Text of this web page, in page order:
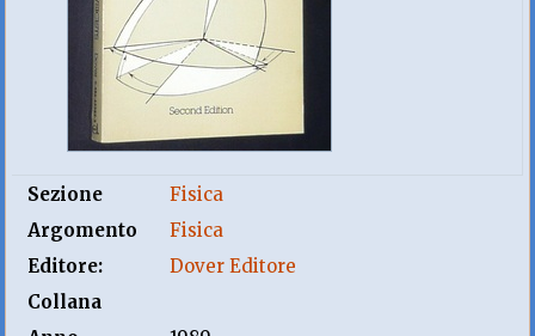
Sezione
Fisica
Argomento
Fisica
Editore:
Dover Editore
Collana